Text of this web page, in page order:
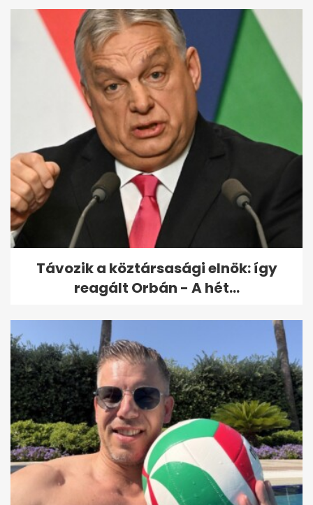
Távozik a köztársasági elnök: így
reagált Orbán - A hét...